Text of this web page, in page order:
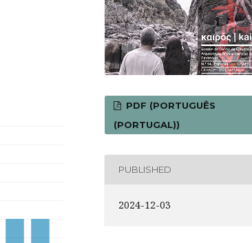
PDF (PORTUGUÊS
(PORTUGAL))
PUBLISHED
2024-12-03